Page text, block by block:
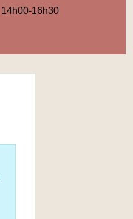
16h30